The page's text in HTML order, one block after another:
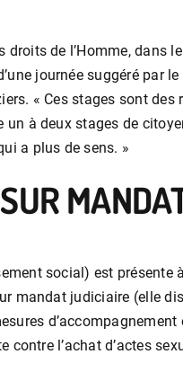
droits de l’Homme, dans
journée suggéré par
« Ces stages sont
un à deux stages de
a plus de sens. »
social) est
mandat judiciaire (elle
l’achat d’actes